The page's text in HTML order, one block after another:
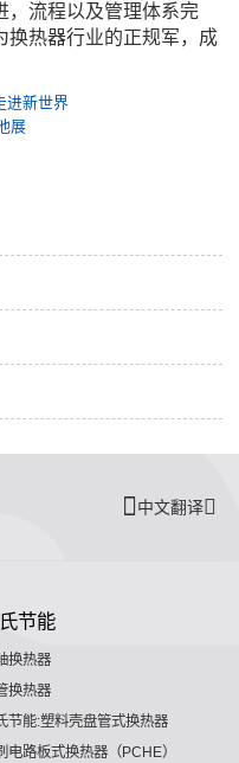
，流程以及管理体系完
换热器行业的正规军，成
进新世界
展
中文翻译
节能
换热器
换热器
节能:塑料壳盘管式换热器
电路板式换热器（PCHE）